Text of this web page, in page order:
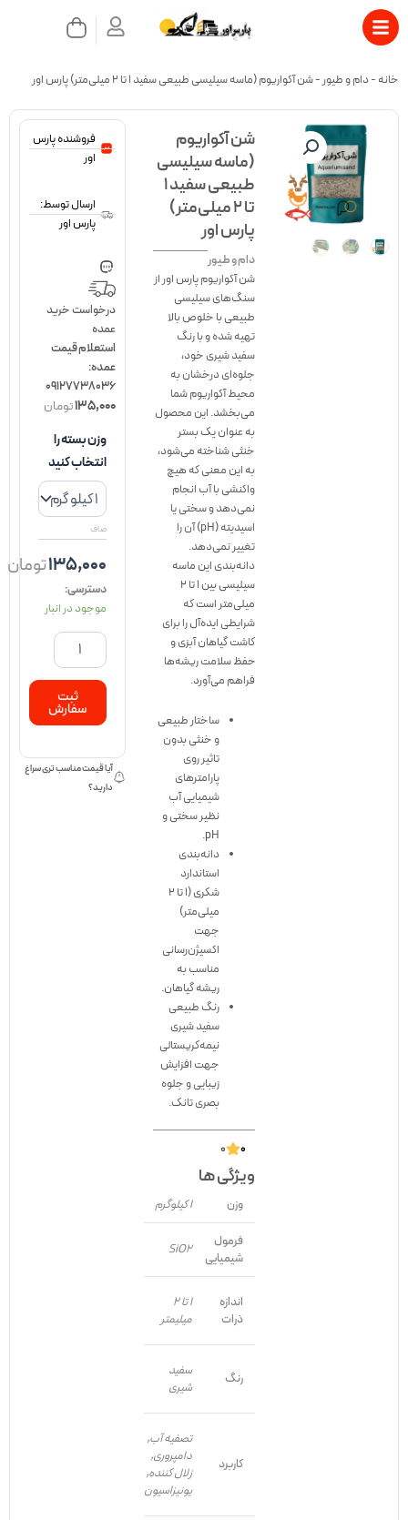
پرش
محتوا
سبد
خرید
خانه -دام و طیور -شن آکواریوم (ماسه سیلیسی طبیعی سفید ۱ تا ۲ میلی‌متر) پارس اور
شن آکواریوم
(ماسه سیلیسی
طبیعی سفید ۱
تا ۲ میلی‌متر)
پارس اور
دام و طیور
شن آکواریوم پارس اور از
سنگ‌های سیلیسی
طبیعی با خلوص بالا
تهیه شده و با رنگ
سفید شیری خود،
جلوه‌ای درخشان به
محیط آکواریوم شما
می‌بخشد. این محصول
به عنوان یک بستر
خنثی شناخته می‌شود،
به این معنی که هیچ
واکنشی با آب انجام
نمی‌دهد و سختی یا
اسیدیته (pH) آن را
تغییر نمی‌دهد.
دانه‌بندی این ماسه
سیلیسی بین ۱ تا ۲
میلی‌متر است که
شرایطی ایده‌آل را برای
کاشت گیاهان آبزی و
حفظ سلامت ریشه‌ها
فراهم می‌آورد.
ساختار طبیعی
و خنثی بدون
تاثیر روی
پارامترهای
شیمیایی آب
نظیر سختی و
pH.
دانه‌بندی
استاندارد
شکری (۱ تا ۲
میلی‌متر)
جهت
اکسیژن‌رسانی
مناسب به
ریشه گیاهان.
رنگ طبیعی
سفید شیری
نیمه‌کریستالی
جهت افزایش
زیبایی و جلوه
بصری تانک.
۰ ۰
ویژگی ها
وزن 1 کیلوگرم
فرمول
شیمیایی
SiO2
اندازه
ذرات
1 تا 2
میلیمتر
رنگ
سفید
شیری
کاربرد
تصفیه آب,
دامپروری,
زلال کننده,
یونیزاسیون
فروشنده پارس
اور
ارسال توسط:‌
پارس اور
درخواست خرید
عمده
استعلام قیمت
عمده:
09127738036
۱۳۵,۰۰۰تومان
وزن بسته را
انتخاب کنید
صاف
۱۳۵,۰۰۰تومان
دسترسی:
موجود در انبار
آکواریوم
(ماسه
سیلیسی
طبیعی
سفید
۱
۲
میلی‌متر)
پارس
اور
ثبت
سفارش
آیا قیمت مناسب تری سراغ
دارید؟